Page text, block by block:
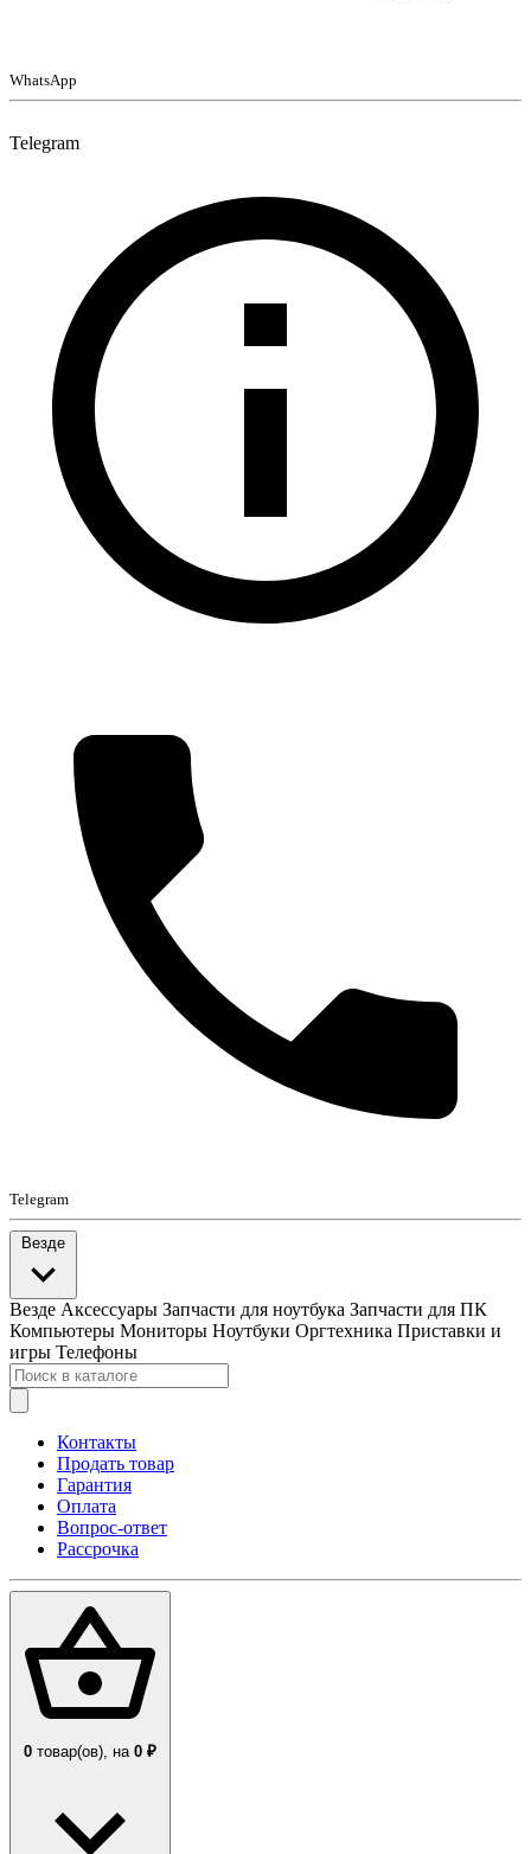
WhatsApp
Telegram
Telegram
Везде
Везде Аксессуары Запчасти для ноутбука Запчасти для ПК
Компьютеры Мониторы Ноутбуки Оргтехника Приставки и
игры Телефоны
Контакты
Продать товар
Гарантия
Оплата
Вопрос-ответ
Рассрочка
0 товар(ов), на 0 ₽